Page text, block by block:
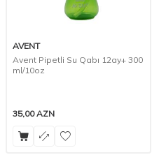
AVENT
Avent Pipetli Su Qabı 12ay+ 300
ml/10oz
35,00AZN